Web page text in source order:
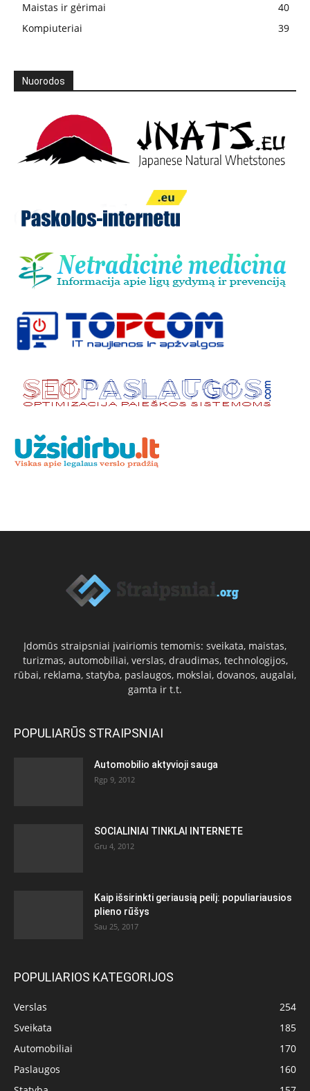
Maistas ir gėrimai
40
Kompiuteriai
39
Nuorodos
Įdomūs straipsniai įvairiomis temomis: sveikata, maistas,
turizmas, automobiliai, verslas, draudimas, technologijos,
rūbai, reklama, statyba, paslaugos, mokslai, dovanos, augalai,
gamta ir t.t.
POPULIARŪS STRAIPSNIAI
Automobilio aktyvioji sauga
Rgp 9, 2012
SOCIALINIAI TINKLAI INTERNETE
Gru 4, 2012
Kaip išsirinkti geriausią peilį: populiariausios
plieno rūšys
Sau 25, 2017
POPULIARIOS KATEGORIJOS
Verslas
254
Sveikata
185
Automobiliai
170
Paslaugos
160